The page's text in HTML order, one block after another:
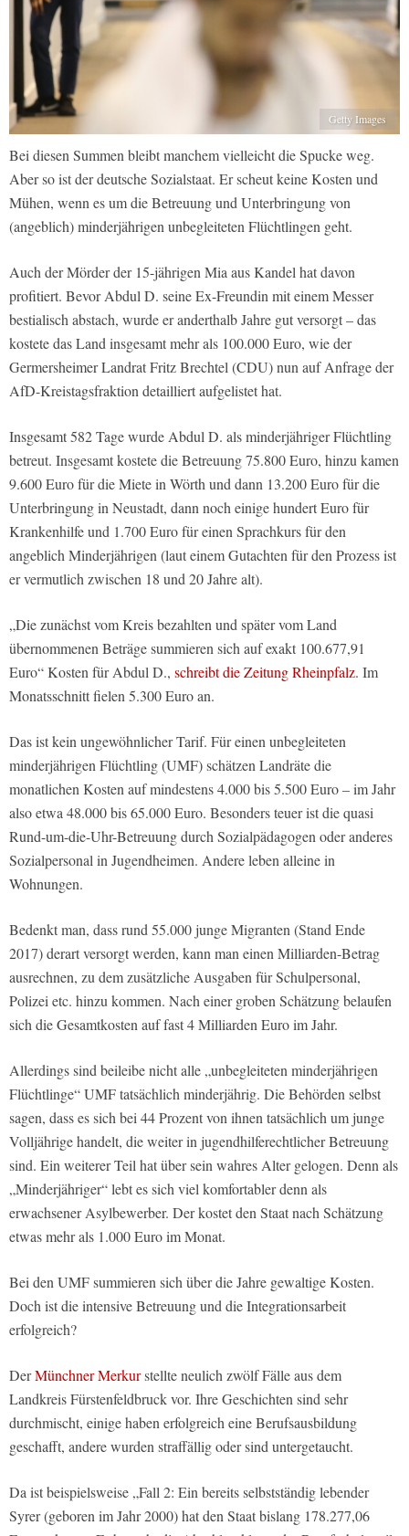
Getty Images
Bei diesen Summen bleibt manchem vielleicht die Spucke weg.
Aber so ist der deutsche Sozialstaat. Er scheut keine Kosten und
Mühen, wenn es um die Betreuung und Unterbringung von
(angeblich) minderjährigen unbegleiteten Flüchtlingen geht.
Auch der Mörder der 15-jährigen Mia aus Kandel hat davon
profitiert. Bevor Abdul D. seine Ex-Freundin mit einem Messer
bestialisch abstach, wurde er anderthalb Jahre gut versorgt – das
kostete das Land insgesamt mehr als 100.000 Euro, wie der
Germersheimer Landrat Fritz Brechtel (CDU) nun auf Anfrage der
AfD-Kreistagsfraktion detailliert aufgelistet hat.
Insgesamt 582 Tage wurde Abdul D. als minderjähriger Flüchtling
betreut. Insgesamt kostete die Betreuung 75.800 Euro, hinzu kamen
9.600 Euro für die Miete in Wörth und dann 13.200 Euro für die
Unterbringung in Neustadt, dann noch einige hundert Euro für
Krankenhilfe und 1.700 Euro für einen Sprachkurs für den
angeblich Minderjährigen (laut einem Gutachten für den Prozess ist
er vermutlich zwischen 18 und 20 Jahre alt).
„Die zunächst vom Kreis bezahlten und später vom Land
übernommenen Beträge summieren sich auf exakt 100.677,91
Euro“ Kosten für Abdul D., schreibt die Zeitung Rheinpfalz. Im
Monatsschnitt fielen 5.300 Euro an.
Das ist kein ungewöhnlicher Tarif. Für einen unbegleiteten
minderjährigen Flüchtling (UMF) schätzen Landräte die
monatlichen Kosten auf mindestens 4.000 bis 5.500 Euro – im Jahr
also etwa 48.000 bis 65.000 Euro. Besonders teuer ist die quasi
Rund-um-die-Uhr-Betreuung durch Sozialpädagogen oder anderes
Sozialpersonal in Jugendheimen. Andere leben alleine in
Wohnungen.
Bedenkt man, dass rund 55.000 junge Migranten (Stand Ende
2017) derart versorgt werden, kann man einen Milliarden-Betrag
ausrechnen, zu dem zusätzliche Ausgaben für Schulpersonal,
Polizei etc. hinzu kommen. Nach einer groben Schätzung belaufen
sich die Gesamtkosten auf fast 4 Milliarden Euro im Jahr.
Allerdings sind beileibe nicht alle „unbegleiteten minderjährigen
Flüchtlinge“ UMF tatsächlich minderjährig. Die Behörden selbst
sagen, dass es sich bei 44 Prozent von ihnen tatsächlich um junge
Volljährige handelt, die weiter in jugendhilferechtlicher Betreuung
sind. Ein weiterer Teil hat über sein wahres Alter gelogen. Denn als
„Minderjähriger“ lebt es sich viel komfortabler denn als
erwachsener Asylbewerber. Der kostet den Staat nach Schätzung
etwas mehr als 1.000 Euro im Monat.
Bei den UMF summieren sich über die Jahre gewaltige Kosten.
Doch ist die intensive Betreuung und die Integrationsarbeit
erfolgreich?
DerMünchner Merkurstellte neulich zwölf Fälle aus dem
Landkreis Fürstenfeldbruck vor. Ihre Geschichten sind sehr
durchmischt, einige haben erfolgreich eine Berufsausbildung
geschafft, andere wurden straffällig oder sind untergetaucht.
Da ist beispielsweise „Fall 2: Ein bereits selbstständig lebender
Syrer (geboren im Jahr 2000) hat den Staat bislang 178.277,06